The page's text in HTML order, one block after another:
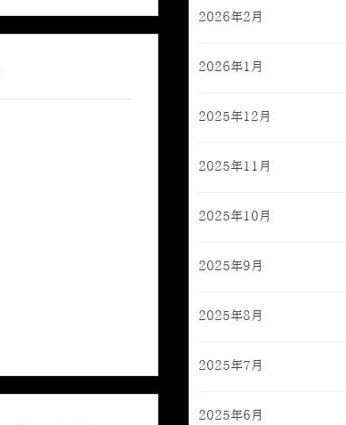
2026年2月
2026年1月
2025年12月
2025年11月
2025年10月
2025年9月
2025年8月
2025年7月
2025年6月